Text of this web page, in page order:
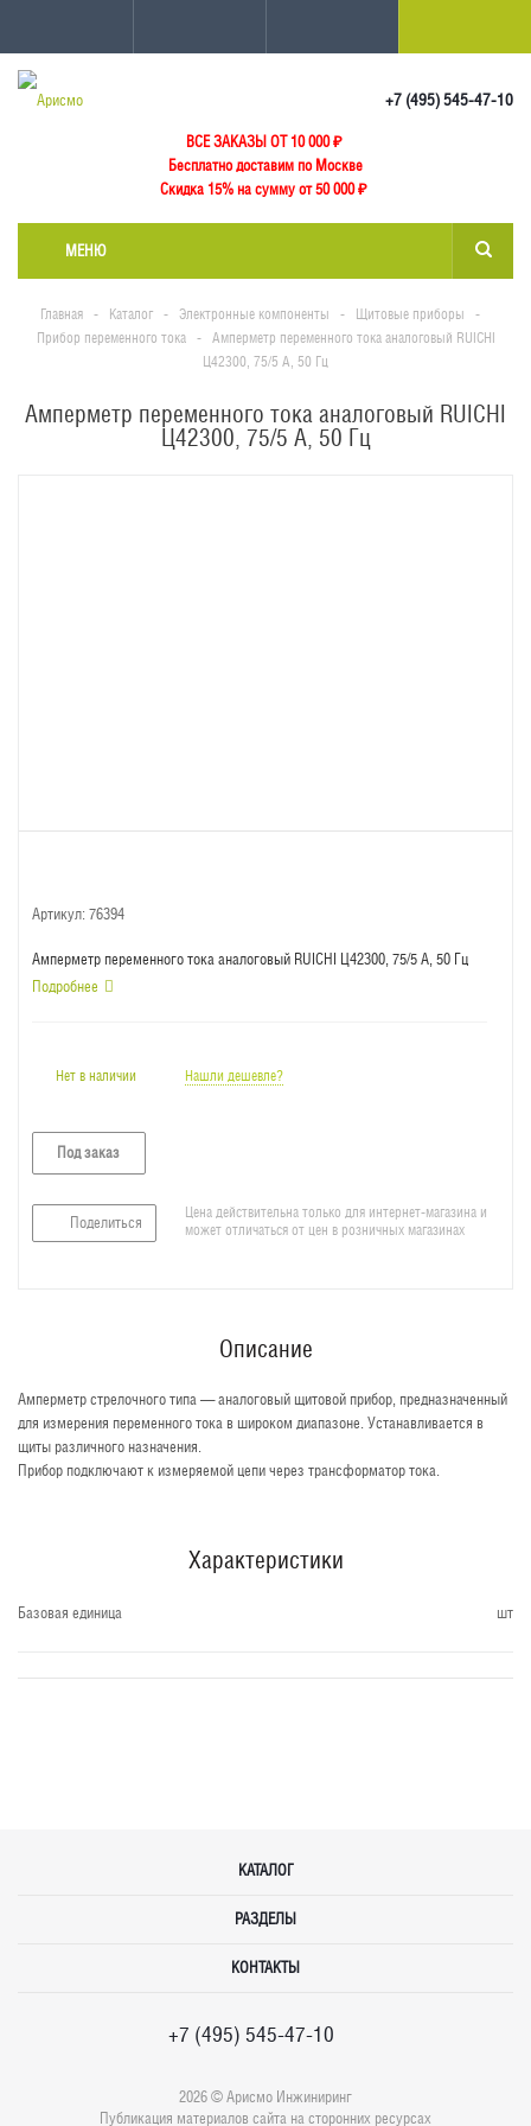
+7 (495) 545-47-10
ВСЕ ЗАКАЗЫ ОТ 10 000₽
Бесплатно доставим по Москве
Скидка 15% на сумму от 50 000 ₽
МЕНЮ
Главная - Каталог - Электронные компоненты - Щитовые приборы
-
Прибор переменного тока
-
Амперметр переменного тока аналоговый RUICHI
Ц42300, 75/5 А, 50 Гц
Амперметр переменного тока аналоговый RUICHI
Ц42300, 75/5 А, 50 Гц
Артикул: 76394
Амперметр переменного тока аналоговый RUICHI Ц42300, 75/5 А, 50 Гц
Подробнее
Нет в наличии Нашли дешевле?
Под заказ
Поделиться
Цена действительна только для интернет-магазина и
может отличаться от цен в розничных магазинах
Описание
Амперметр стрелочного типа — аналоговый щитовой прибор, предназначенный
для измерения переменного тока в широком диапазоне. Устанавливается в
щиты различного назначения.
Прибор подключают к измеряемой цепи через трансформатор тока.
Характеристики
Базовая единица шт
КАТАЛОГ
РАЗДЕЛЫ
КОНТАКТЫ
+7 (495) 545-47-10
2026 © Арисмо Инжиниринг
Публикация материалов сайта на сторонних ресурсах